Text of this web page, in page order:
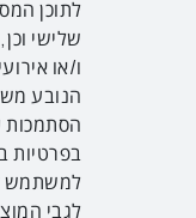
לתוכן
שלישי
ו/או
הנובע
הסתמכות
בפרטיות
למשתמש
לגבי